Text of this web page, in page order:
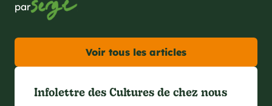
par
Voir tous les articles
Infolettre des Cultures de chez nous